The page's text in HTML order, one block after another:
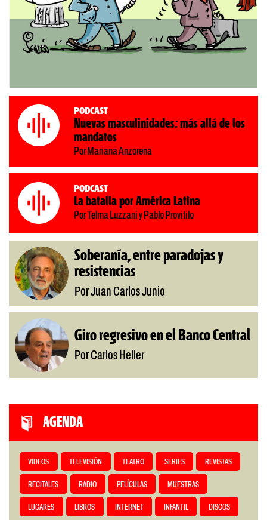
Podcast
Nuevas masculinidades: más allá de los
mandatos
Por Mariana Anzorena
Podcast
La batalla por América Latina
Por Telma Luzzani y Pablo Provitilo
Soberanía, entre paradojas y
resistencias
Por Juan Carlos Junio
Giro regresivo en el Banco Central
Por Carlos Heller
AGENDA
VIDEOS TELEVISIÓN TEATRO SERIES REVISTAS
RECITALES RADIO PELÍCULAS MUESTRAS
LUGARES LIBROS INTERNET INFANTIL DISCOS